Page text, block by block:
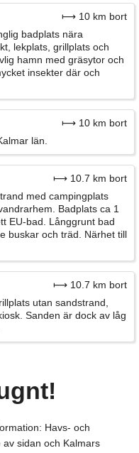
⟼ 10 km bort
badplats nära
lekplats, grillplats och
hamn med gräsytor och
insekter där och
⟼ 10 km bort
län.
⟼ 10.7 km bort
med campingplats
Badplats ca 1
EU-bad. Långgrunt bad
buskar och träd. Närhet till
⟼ 10.7 km bort
utan sandstrand,
Sanden är dock av låg
Havs- och
sidan och Kalmars